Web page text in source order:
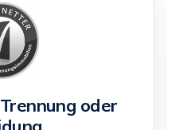
oder